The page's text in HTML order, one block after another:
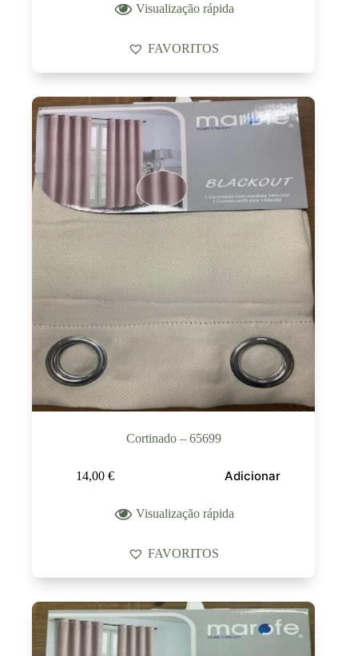
Visualização rápida
FAVORITOS
Cortinado – 65699
14,00 € Adicionar
Visualização rápida
FAVORITOS